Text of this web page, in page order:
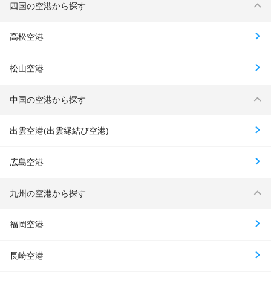
四国の空港から探す
高松空港
松山空港
中国の空港から探す
出雲空港(出雲縁結び空港)
広島空港
九州の空港から探す
福岡空港
長崎空港